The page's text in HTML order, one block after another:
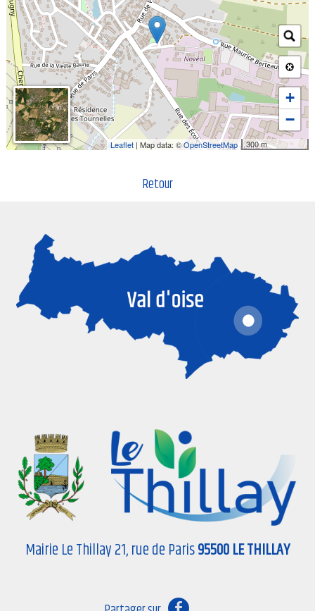
+
−
300 m
Leaflet | Map data: ©OpenStreetMap
Retour
Mairie Le Thillay 21, rue de Paris95500 LE THILLAY